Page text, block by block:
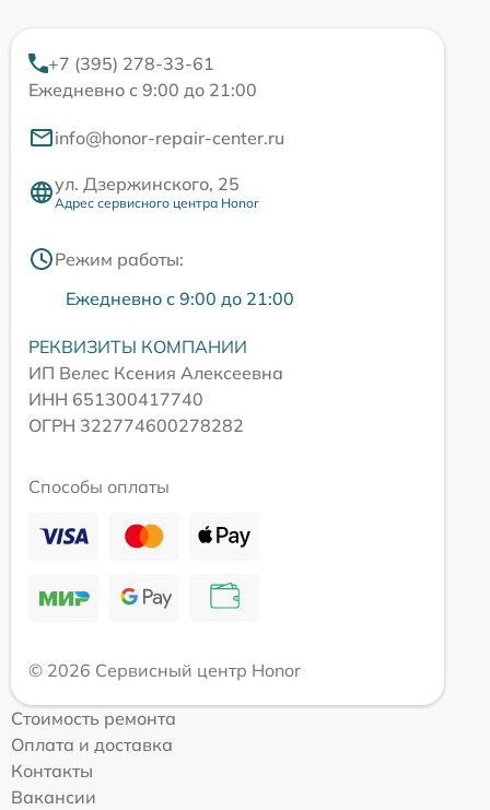
+7 (395) 278-33-61
Ежедневно с 9:00 до 21:00
info@honor-repair-center.ru
ул. Дзержинского, 25
Адрес сервисного центра Honor
Режим работы:
Ежедневно с 9:00 до 21:00
РЕКВИЗИТЫ КОМПАНИИ
ИП Велес Ксения Алексеевна
ИНН 651300417740
ОГРН 322774600278282
Способы оплаты
© 2026 Сервисный центр Honor
Стоимость ремонта
Оплата и доставка
Контакты
Вакансии